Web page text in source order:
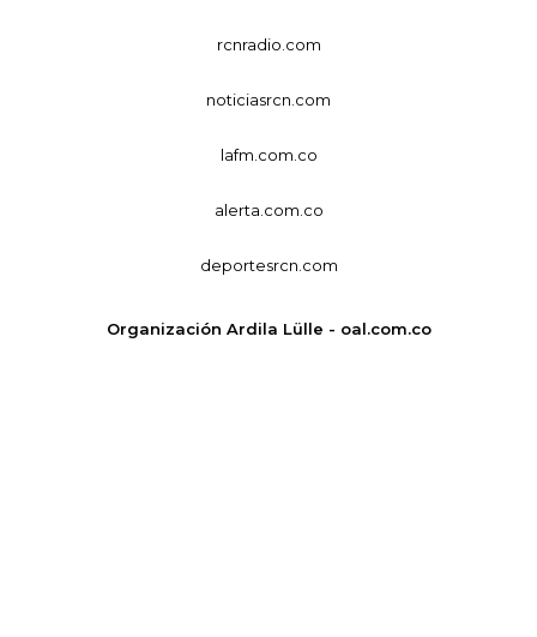
rcnradio.com
noticiasrcn.com
lafm.com.co
alerta.com.co
deportesrcn.com
Organización Ardila Lülle - oal.com.co